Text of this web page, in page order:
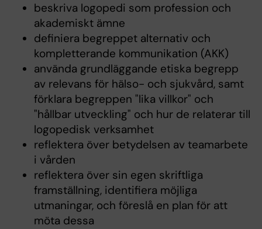
beskriva logopedi som profession och
akademiskt ämne
definiera begreppet alternativ och
kompletterande kommunikation (AKK)
använda grundläggande etiska begrepp
av relevans för hälso- och sjukvård, samt
förklara begreppen "lika villkor" och
"hållbar utveckling" och hur de relaterar till
logopedisk verksamhet
reflektera över betydelsen av teamarbete
i vården
reflektera över sin egen skriftliga
framställning, identifiera möjliga
utmaningar, och föreslå en plan för att
möta dessa